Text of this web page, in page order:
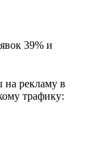
39% и
на рекламу в
трафику: